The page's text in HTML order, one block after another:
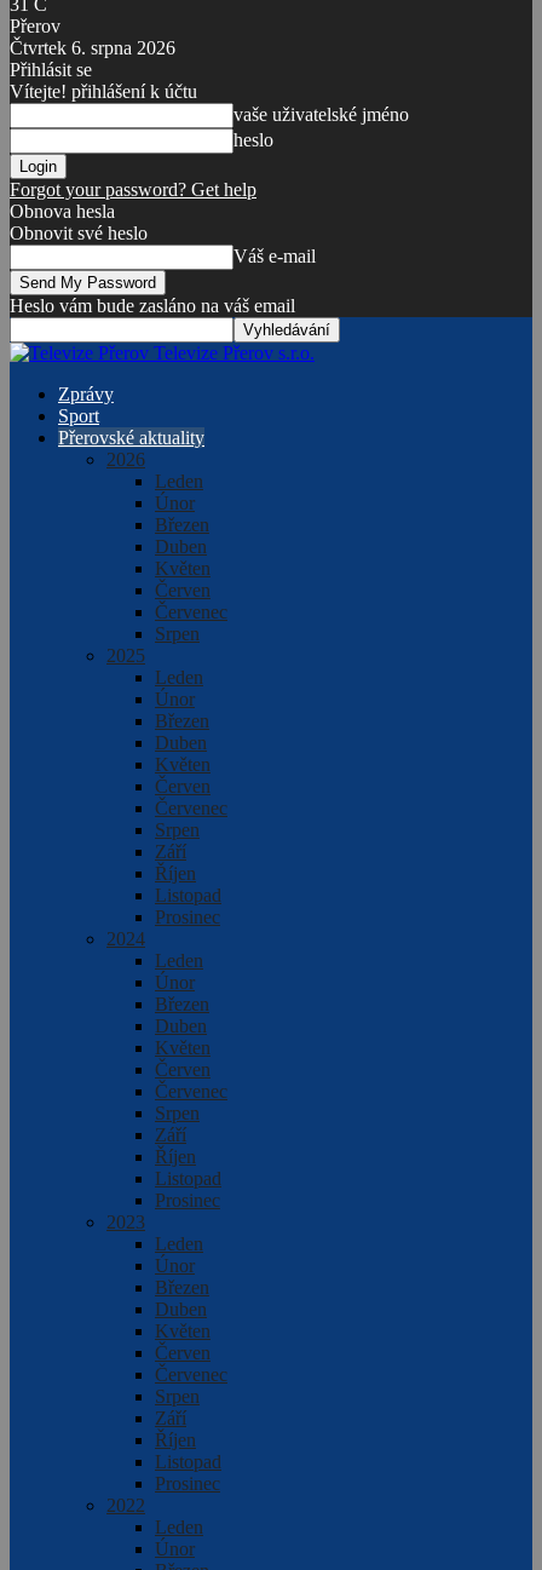
31
C
Přerov
Čtvrtek 6. srpna 2026
Přihlásit se
Vítejte! přihlášení k účtu
vaše uživatelské jméno
heslo
Forgot your password? Get help
Obnova hesla
Obnovit své heslo
Váš e-mail
Heslo vám bude zasláno na váš email
Televize Přerov s.r.o.
Zprávy
Sport
Přerovské aktuality
2026
Leden
Únor
Březen
Duben
Květen
Červen
Červenec
Srpen
2025
Leden
Únor
Březen
Duben
Květen
Červen
Červenec
Srpen
Září
Říjen
Listopad
Prosinec
2024
Leden
Únor
Březen
Duben
Květen
Červen
Červenec
Srpen
Září
Říjen
Listopad
Prosinec
2023
Leden
Únor
Březen
Duben
Květen
Červen
Červenec
Srpen
Září
Říjen
Listopad
Prosinec
2022
Leden
Únor